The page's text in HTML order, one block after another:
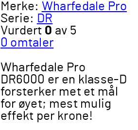
Merke: Wharfedale Pro
Serie: DR
Vurdert 0 av 5
0 omtaler
Wharfedale Pro
DR6000 er en klasse-D
forsterker met et mål
for øyet; mest mulig
effekt per krone!